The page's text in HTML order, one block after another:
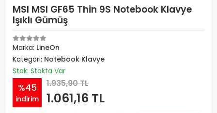
MSI MSI GF65 Thin 9S Notebook Klavye
Işıklı Gümüş
Marka: LineOn
Kategori: Notebook Klavye
Stok: Stokta Var
%45
indirim
1.935,90 TL
1.061,16 TL